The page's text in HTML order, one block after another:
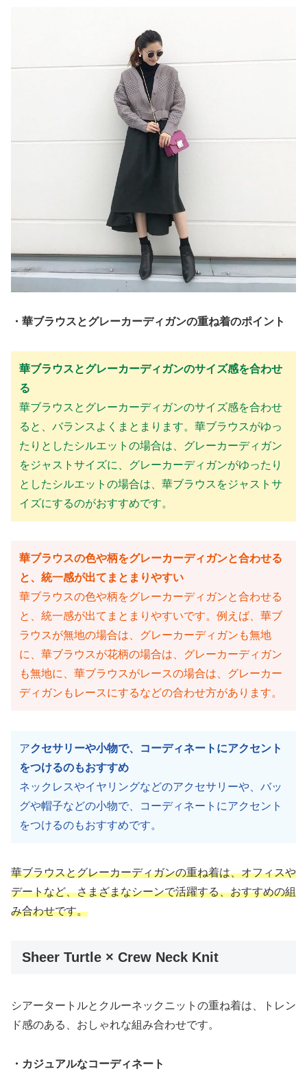
・華ブラウスとグレーカーディガンの重ね着のポイント
華ブラウスとグレーカーディガンのサイズ感を合わせ
る
華ブラウスとグレーカーディガンのサイズ感を合わせ
ると、バランスよくまとまります。華ブラウスがゆっ
たりとしたシルエットの場合は、グレーカーディガン
をジャストサイズに、グレーカーディガンがゆったり
としたシルエットの場合は、華ブラウスをジャストサ
イズにするのがおすすめです。
華ブラウスの色や柄をグレーカーディガンと合わせる
と、統一感が出てまとまりやすい
華ブラウスの色や柄をグレーカーディガンと合わせる
と、統一感が出てまとまりやすいです。例えば、華ブ
ラウスが無地の場合は、グレーカーディガンも無地
に、華ブラウスが花柄の場合は、グレーカーディガン
も無地に、華ブラウスがレースの場合は、グレーカー
ディガンもレースにするなどの合わせ方があります。
アクセサリーや小物で、コーディネートにアクセント
をつけるのもおすすめ
ネックレスやイヤリングなどのアクセサリーや、バッ
グや帽子などの小物で、コーディネートにアクセント
をつけるのもおすすめです。
華ブラウスとグレーカーディガンの重ね着は、オフィスや
デートなど、さまざまなシーンで活躍する、おすすめの組
み合わせです。
Sheer Turtle × Crew Neck Knit
シアータートルとクルーネックニットの重ね着は、トレン
ド感のある、おしゃれな組み合わせです。
・カジュアルなコーディネート